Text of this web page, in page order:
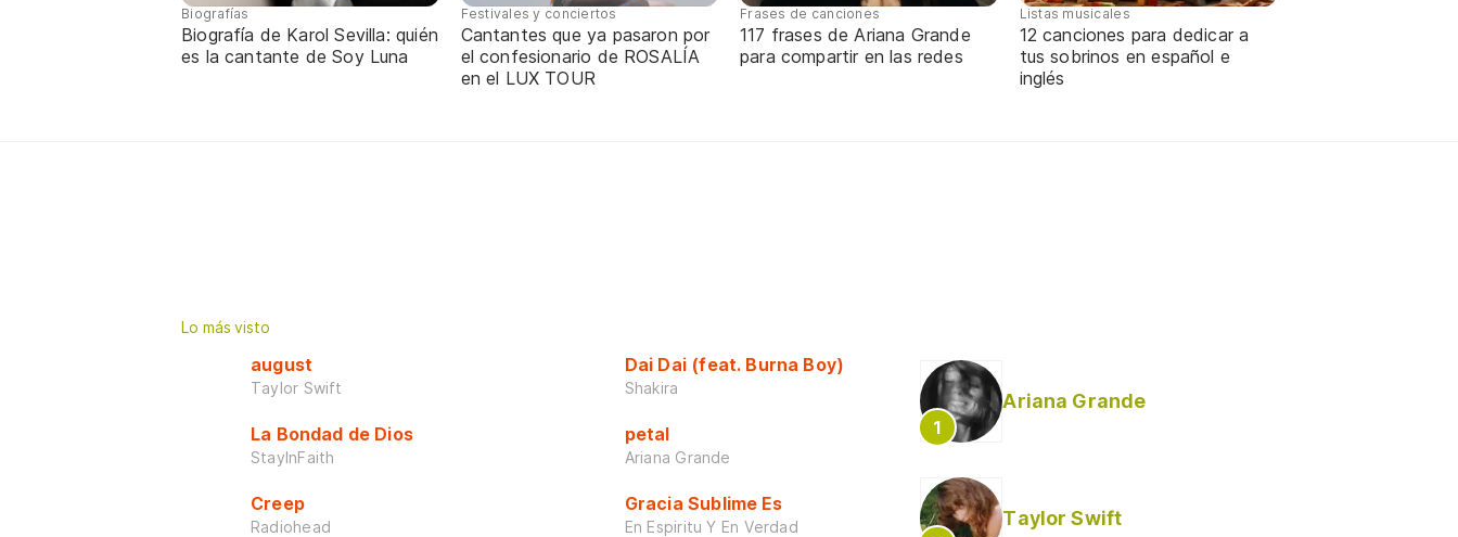
Biografías
Biografía de Karol Sevilla: quién
es la cantante de Soy Luna
Festivales y conciertos
Cantantes que ya pasaron por
el confesionario de ROSALÍA
en el LUX TOUR
Frases de canciones
117 frases de Ariana Grande
para compartir en las redes
Listas musicales
12 canciones para dedicar a
tus sobrinos en español e
inglés
Lo más visto
august
Taylor Swift
La Bondad de Dios
StayInFaith
Creep
Radiohead
Dai Dai (feat. Burna Boy)
Shakira
petal
Ariana Grande
Gracia Sublime Es
En Espiritu Y En Verdad
Ariana Grande
Taylor Swift